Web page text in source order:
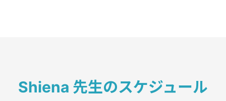
Shiena 先生のスケジュール